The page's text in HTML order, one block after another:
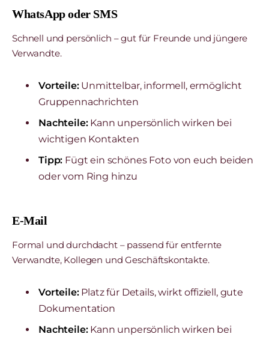
WhatsApp oder SMS
Schnell und persönlich – gut für Freunde und jüngere
Verwandte.
Vorteile:Unmittelbar, informell, ermöglicht
Gruppennachrichten
Nachteile:Kann unpersönlich wirken bei
wichtigen Kontakten
Tipp: Fügt ein schönes Foto von euch beiden
oder vom Ring hinzu
E-Mail
Formal und durchdacht – passend für entfernte
Verwandte, Kollegen und Geschäftskontakte.
Vorteile:Platz für Details, wirkt offiziell, gute
Dokumentation
Nachteile:Kann unpersönlich wirken bei